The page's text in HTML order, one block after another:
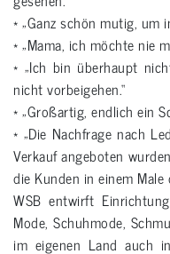
* „Ganz schön mutig, um
* „Mama, ich möchte nie
* „Ich bin überhaupt
nicht vorbeigehen.“
* „Großartig, endlich ein
* „Die Nachfrage nach
Verkauf angeboten
die Kunden in einem
WSB entwirft
Mode, Schuhmode,
im eigenen Land auch